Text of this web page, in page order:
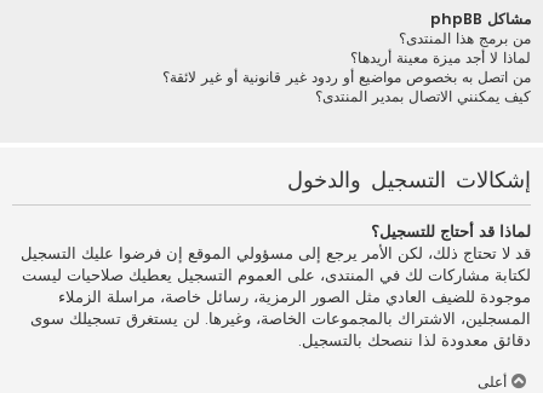
مشاكل phpBB
من برمج هذا المنتدى؟
لماذا لا أجد ميزة معينة أريدها؟
من اتصل به بخصوص مواضيع أو ردود غير قانونية أو غير لائقة؟
كيف يمكنني الاتصال بمدير المنتدى؟
إشكالات التسجيل والدخول
لماذا قد أحتاج للتسجيل؟
قد لا تحتاج ذلك، لكن الأمر يرجع إلى مسؤولي الموقع إن فرضوا عليك التسجيل
لكتابة مشاركات لك في المنتدى، على العموم التسجيل يعطيك صلاحيات ليست
موجودة للضيف العادي مثل الصور الرمزية، رسائل خاصة، مراسلة الزملاء
المسجلين، الاشتراك بالمجموعات الخاصة، وغيرها. لن يستغرق تسجيلك سوى
دقائق معدودة لذا ننصحك بالتسجيل.
أعلى